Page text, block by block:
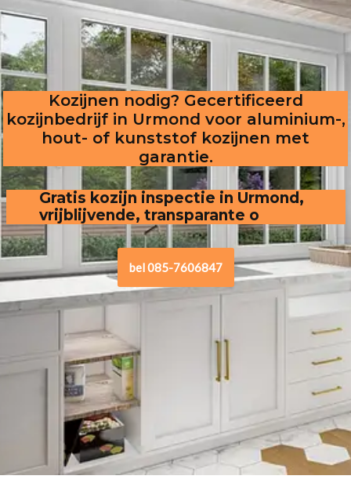
Kozijnen nodig? Gecertificeerd
kozijnbedrijf in Urmond voor aluminium-,
hout- of kunststof kozijnen met
garantie.
Gratis kozijn inspectie in Urmond,
vrijblijvende, transparante offerte
bel 085-7606847